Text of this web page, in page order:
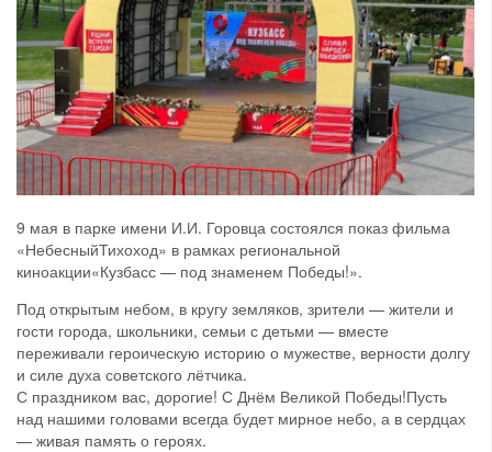
9 мая в парке имени И.И. Горовца состоялся показ фильма
«НебесныйТихоход» в рамках региональной
киноакции«Кузбасс — под знаменем Победы!».
Под открытым небом, в кругу земляков, зрители — жители и
гости города, школьники, семьи с детьми — вместе
переживали героическую историю о мужестве, верности долгу
и силе духа советского лётчика.
С праздником вас, дорогие! С Днём Великой Победы!Пусть
над нашими головами всегда будет мирное небо, а в сердцах
— живая память о героях.